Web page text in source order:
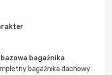
bagażnika
bagażnika dachowy